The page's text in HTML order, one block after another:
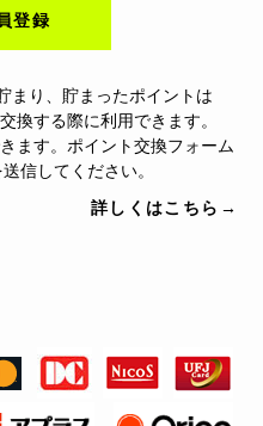
登録
まり、貯まったポイントは
換する際に利用できます。
ます。ポイント交換フォーム
信してください。
詳しくはこちら→